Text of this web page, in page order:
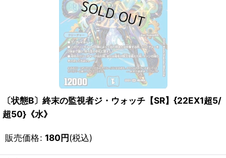
〔状態B〕終末の監視者ジ・ウォッチ【SR】{22EX1超5/
超50}《水》
販売価格: 180円(税込)